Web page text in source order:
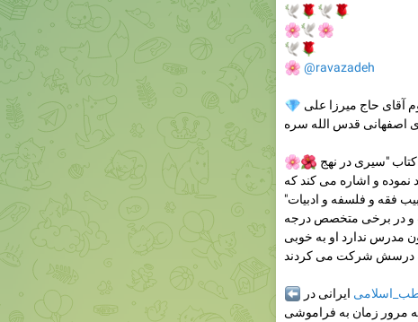
🕊
🌹
🕊
🌹
🌸
🕊
🌸
🕊
🌹
🌸@ravazadeh
💎آقاى حاج ميرزا على
🌸
🌺"سیری در نهج
نموده و اشاره می کند که
"او هم فقيه بود و هم حكيم و هم اديب و هم طبيب فقه و فلسفه و ادبيات
و در برخى متخصص درجه
مدرس ندارد او به خوبى
⬅️ایرانی در
مرور زمان به فراموشی